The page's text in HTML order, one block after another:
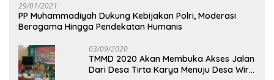
29/01/2021
PP Muhammadiyah Dukung Kebijakan Polri, Moderasi
Beragama Hingga Pendekatan Humanis
03/09/2020
TMMD 2020 Akan Membuka Akses Jalan
Dari Desa Tirta Karya Menuju Desa Wira